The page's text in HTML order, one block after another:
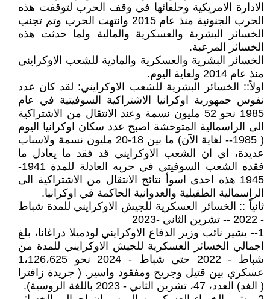
الادارة الامريكية وحلفائها في وقف الحرب لتوقفت هذه
الحرب الجنونية منذ عام 2015 وانتهت الحرب وتم تجنب
الخسائر البشرية والعسكرية والمالية ولما حدثت هذه
الخسائر المرعبة.
الخسائر البشرية والعسكرية والمادية للشعب الاوكرايني
منذ عام 2014 ولغاية اليوم.
اولاً:: الخسائر البشرية للشعب الاوكرايني: لقد كان عدد
نفوس جمهورية اوكرانيا الاشتراكية السوفيتية في عام
1985 نحو 52 مليون نسمة وعند الانتقال من الاشتراكية
الى الراسمالية المتوحشة اصبح عدد سكان اوكرانيا اليوم
( 1985-- لغاية الآن) ما بين 18-20 مليون نسمة ولاسباب
عديدة، اي ان الشعب الاوكرايني قد فقد ما يعادل ما
فقده الشعب السوفيتي في حربه العادلة للمدة 1941-
1945 هذه احدى اسوأ نتائج الانتقال من الاشتراكية الى
الراسمالية الطفيلية والعدوانية الحاكمة في اوكرانيا.
ثانياً :: الخسائر العسكرية للجيش الاوكرايني للمدة شباط
- 2022 -- تشرين الثاني -2023
1-- يشير نائب وزير الدفاع الاوكرايني لودميلا دراغانا، بلغ
اجمالي الخسائر العسكرية للجيش الاوكرايني للمدة من
شباط - 2022 حتى شباط - 2024 نحو 1،126،625
عسكري بين قتيل وجريح ومفقود واسير. ( جريدة زافترا
( الغد) العدد، 47، تشرين الثاني - 2023 باللغة الروسية).